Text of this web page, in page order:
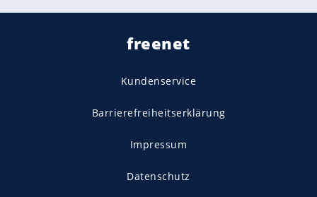
freenet
Kundenservice
Barrierefreiheitserklärung
Impressum
Datenschutz